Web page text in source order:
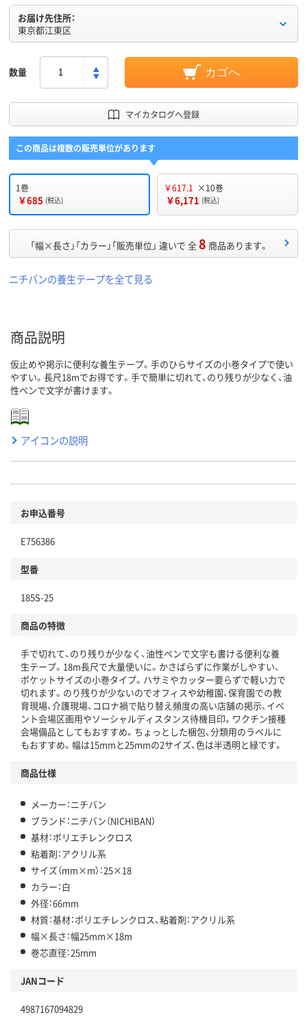
お届け先住所：
東京都江東区
数量 カゴへ
マイカタログへ登録
この商品は複数の販売単位があります
1巻
￥685 (税込)
￥617.1 ×10巻
￥6,171 (税込)
「幅×長さ」「カラー」「販売単位」 違いで 全8 商品あります。
ニチバンの養生テープを全て見る
商品説明
仮止めや掲示に便利な養生テープ。手のひらサイズの小巻タイプで使い
やすい。長尺18mでお得です。手で簡単に切れて、のり残りが少なく、油
性ペンで文字が書けます。
アイコンの説明
お申込番号
E756386
型番
185S-25
商品の特徴
手で切れて、のり残りが少なく、油性ペンで文字も書ける便利な養
生テープ。18m長尺で大量使いに。かさばらずに作業がしやすい、
ポケットサイズの小巻タイプ。ハサミやカッター要らずで軽い力で
切れます。のり残りが少ないのでオフィスや幼稚園、保育園での教
育現場、介護現場、コロナ禍で貼り替え頻度の高い店舗の掲示、イベ
ント会場区画用やソーシャルディスタンス待機目印。ワクチン接種
会場備品としてもおすすめ。ちょっとした梱包、分類用のラベルに
もおすすめ。幅は15mmと25mmの2サイズ、色は半透明と緑です。
商品仕様
メーカー：ニチバン
ブランド：ニチバン（NICHIBAN）
基材：ポリエチレンクロス
粘着剤：アクリル系
サイズ（mm×m）：25×18
カラー：白
外径：66mm
材質：基材：ポリエチレンクロス、粘着剤：アクリル系
幅×長さ：幅25mm×18m
巻芯直径：25mm
JANコード
4987167094829